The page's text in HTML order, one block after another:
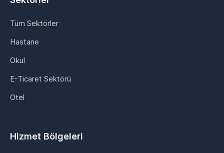
Tüm Sektörler
Hastane
Okul
E-Ticaret Sektörü
Otel
Hizmet Bölgeleri